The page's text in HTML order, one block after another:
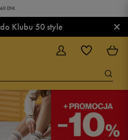
DNI.
Klubu 50 style ×